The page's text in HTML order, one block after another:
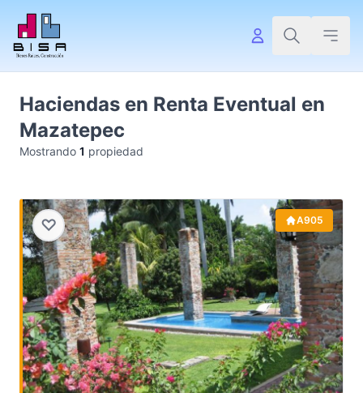
Haciendas en Renta Eventual en
Mazatepec
Mostrando 1 propiedad
♡ A905